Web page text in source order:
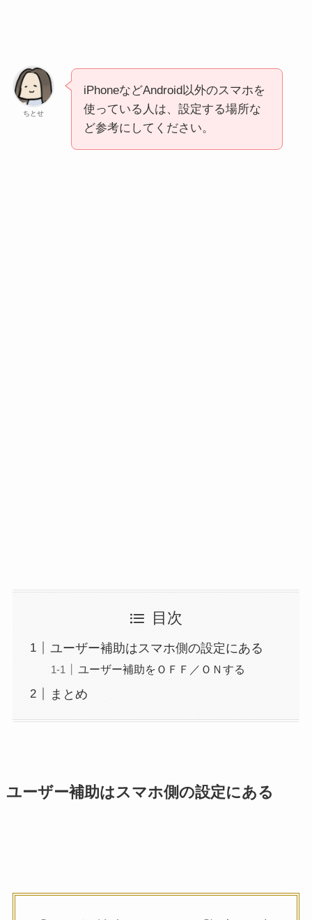
ちとせ
iPhoneなどAndroid以外のスマホを
使っている人は、設定する場所な
ど参考にしてください。
目次
ユーザー補助はスマホ側の設定にある
ユーザー補助をＯＦＦ／ＯＮする
まとめ
ユーザー補助はスマホ側の設定にある